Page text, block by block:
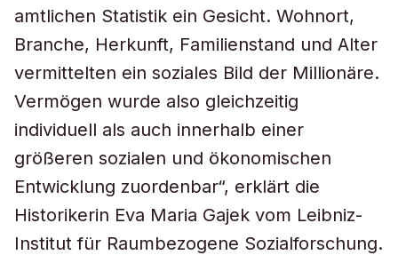
amtlichen Statistik ein Gesicht. Wohnort,
Branche, Herkunft, Familienstand und Alter
vermittelten ein soziales Bild der Millionäre.
Vermögen wurde also gleichzeitig
individuell als auch innerhalb einer
größeren sozialen und ökonomischen
Entwicklung zuordenbar“, erklärt die
Historikerin Eva Maria Gajek vom Leibniz-
Institut für Raumbezogene Sozialforschung.